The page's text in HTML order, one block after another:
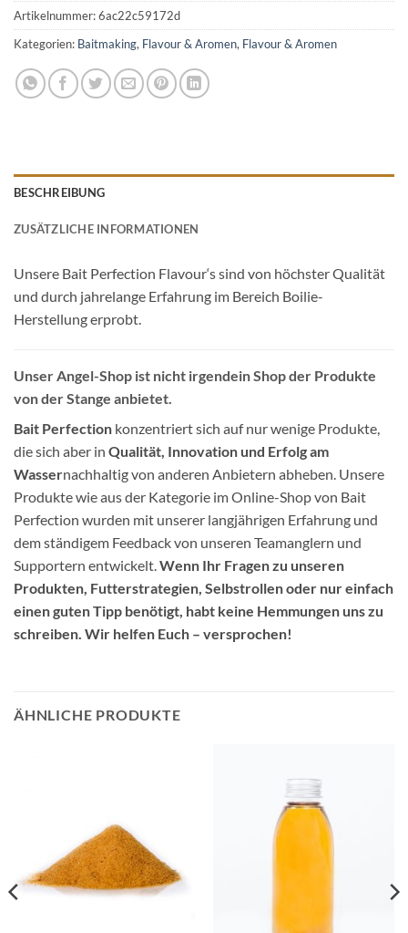
Artikelnummer:6ac22c59172d
Kategorien: Baitmaking, Flavour & Aromen, Flavour & Aromen
BESCHREIBUNG
ZUSÄTZLICHE INFORMATIONEN
Unsere Bait Perfection Flavour‘s sind von höchster Qualität
und durch jahrelange Erfahrung im Bereich Boilie-
Herstellung erprobt.
Unser Angel-Shop ist nicht irgendein Shop der Produkte
von der Stange anbietet.
Bait Perfection konzentriert sich auf nur wenige Produkte,
die sich aber in Qualität, Innovation und Erfolg am
Wassernachhaltig von anderen Anbietern abheben. Unsere
Produkte wie aus der Kategorie im Online-Shop von Bait
Perfection wurden mit unserer langjährigen Erfahrung und
dem ständigem Feedback von unseren Teamanglern und
Supportern entwickelt.Wenn Ihr Fragen zu unseren
Produkten, Futterstrategien, Selbstrollen oder nur einfach
einen guten Tipp benötigt, habt keine Hemmungen uns zu
schreiben. Wir helfen Euch – versprochen!
ÄHNLICHE PRODUKTE